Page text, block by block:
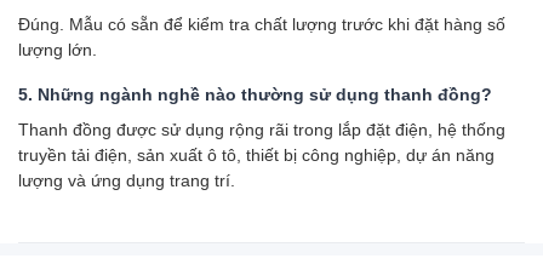
Đúng. Mẫu có sẵn để kiểm tra chất lượng trước khi đặt hàng số
lượng lớn.
5. Những ngành nghề nào thường sử dụng thanh đồng?
Thanh đồng được sử dụng rộng rãi trong lắp đặt điện, hệ thống
truyền tải điện, sản xuất ô tô, thiết bị công nghiệp, dự án năng
lượng và ứng dụng trang trí.